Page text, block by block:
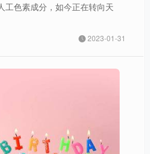
工色素成分，如今正在转向天
2023-01-31